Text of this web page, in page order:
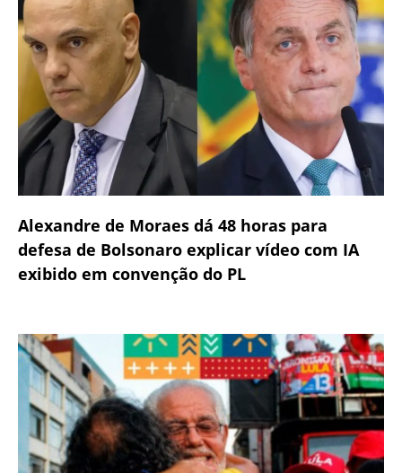
Alexandre de Moraes dá 48 horas para
defesa de Bolsonaro explicar vídeo com IA
exibido em convenção do PL